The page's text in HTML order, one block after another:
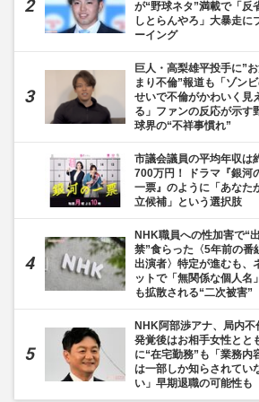
が“野球ネタ”満載で「反
しとらんやろ」大暴走に
ーイング
巨人・高梨雄平投手に”
まり不倫”報道も「ゾン
せいで不倫がかわいく見
る」ファンの反応が示す
球界の“不祥事慣れ”
市議会議員の平均年収は
700万円！ ドラマ『銀河
一票』のように「あなた
立候補」という選択肢
NHK職員への性加害で“出
禁”食らった〈5年前の番
出演者〉特定が進むも、
ットで「無関係な個人名」
も拡散される“二次被害”
NHK阿部渉アナ、局内不
発覚後はお相手女性とと
に“在宅勤務”も「業務内
は一部しか知らされてい
い」早期退職の可能性も